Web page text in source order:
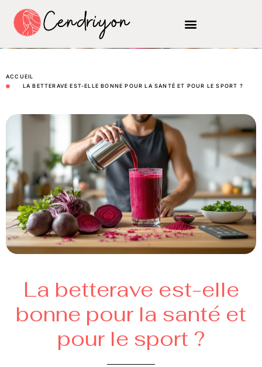
ACCUEIL
LA BETTERAVE EST-ELLE BONNE POUR LA SANTÉ ET POUR LE SPORT ?
La betterave est-elle
bonne pour la santé et
pour le sport ?